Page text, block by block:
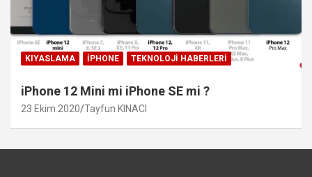
KIYASLAMA IPHONE TEKNOLOJI HABERLERI
iPhone 12 Mini mi iPhone SE mi ?
23 Ekim 2020 Tayfun KINACI